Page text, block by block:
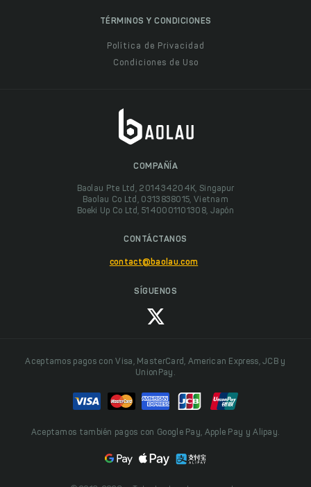
TÉRMINOS Y CONDICIONES
Política de Privacidad
Condiciones de Uso
COMPAÑÍA
Baolau Pte Ltd, 201434204K, Singapur
Baolau Co Ltd, 0313838015, Vietnam
Boeki Up Co Ltd, 5140001101308, Japón
CONTÁCTANOS
contact@baolau.com
SÍGUENOS
Aceptamos pagos con Visa, MasterCard, American Express, JCB y
UnionPay.
Aceptamos también pagos con Google Pay, Apple Pay y Alipay.